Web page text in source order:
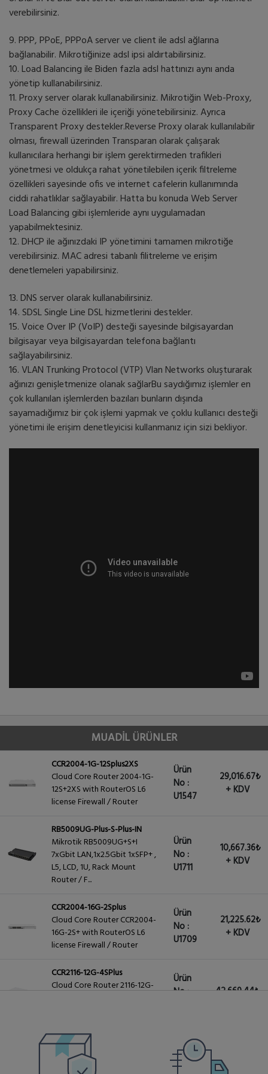
verebilirsiniz.
9. PPP, PPoE, PPPoA server ve client ile adsl ağlarına
bağlanabilir. Mikrotiğinize adsl ipsi aldırtabilirsiniz.
10. Load Balancing ile Biden fazla adsl hattınızı aynı anda
yönetip kullanabilirsiniz.
11. Proxy server olarak kullanabilirsiniz. Mikrotiğin Web-Proxy,
Proxy Cache özellikleri ile içeriği yönetebilirsiniz. Ayrıca
Transparent Proxy destekler.Reverse Proxy olarak kullanılabilir
olması, firewall üzerinden Transparan olarak çalışarak
kullanıcılara herhangi bir işlem gerektirmeden trafikleri
yönetmesi ve oldukça rahat yönetilebilen içerik filtreleme
özellikleri sayesinde ofis ve internet cafelerin kullanımında
ciddi rahatlıklar sağlayabilir. Hatta bu konuda Web Server
Load Balancing gibi işlemleride aynı uygulamadan
yapabilmektesiniz.
12. DHCP ile ağınızdaki IP yönetimini tamamen mikrotiğe
verebilirsiniz. MAC adresi tabanlı filitreleme ve erişim
denetlemeleri yapabilirsiniz.
13. DNS server olarak kullanabilirsiniz.
14. SDSL Single Line DSL hizmetlerini destekler.
15. Voice Over IP (VoIP) desteği sayesinde bilgisayardan
bilgisayar veya bilgisayardan telefona bağlantı
sağlayabilirsiniz.
16. VLAN Trunking Protocol (VTP) Vlan Networks oluşturarak
ağınızı genişletmenize olanak sağlarBu saydığımız işlemler en
çok kullanılan işlemlerden bazıları bunların dışında
sayamadığımız bir çok işlemi yapmak ve çoklu kullanıcı desteği
yönetimi ile erişim denetleyicisi kullanmanız için sizi bekliyor.
MUADİL ÜRÜNLER
CCR2004-1G-12Splus2XS
Cloud Core Router 2004-1G-
12S+2XS with RouterOS L6
license Firewall / Router
Ürün
No :
U1547
29,016.67₺
+ KDV
RB5009UG-Plus-S-Plus-IN
Mikrotik RB5009UG+S+I
7xGbit LAN,1x2.5Gbit 1xSFP+ ,
L5, LCD, 1U, Rack Mount
Router / F...
Ürün
No :
U1711
10,667.36₺
+ KDV
CCR2004-16G-2Splus
Cloud Core Router CCR2004-
16G-2S+ with RouterOS L6
license Firewall / Router
Ürün
No :
U1709
21,225.62₺
+ KDV
CCR2116-12G-4SPlus
Cloud Core Router 2116-12G-
Ürün
No :
42,669.44₺
CCR2004-16G-2Splus-PC
Cloud Core Router CCR2004-
16G-2S+PC with RouterOS L6
Ürün
No :
U1960
+ KDV